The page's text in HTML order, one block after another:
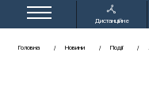
Дистанційне
Головна Новини Події